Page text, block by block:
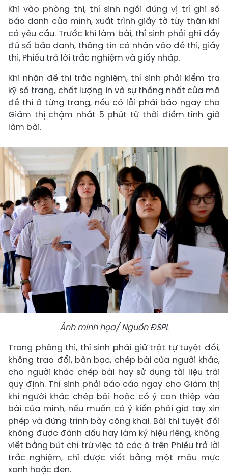
Khi vào phòng thi, thí sinh ngồi đúng vị trí ghi số
báo danh của mình, xuất trình giấy tờ tùy thân khi
có yêu cầu. Trước khi làm bài, thí sinh phải ghi đầy
đủ số báo danh, thông tin cá nhân vào đề thi, giấy
thi, Phiếu trả lời trắc nghiệm và giấy nháp.
Khi nhận đề thi trắc nghiệm, thí sinh phải kiểm tra
kỹ số trang, chất lượng in và sự thống nhất của mã
đề thi ở từng trang, nếu có lỗi phải báo ngay cho
Giám thị chậm nhất 5 phút từ thời điểm tính giờ
làm bài.
Ảnh minh họa/ Nguồn ĐSPL
Trong phòng thi, thí sinh phải giữ trật tự tuyệt đối,
không trao đổi, bàn bạc, chép bài của người khác,
cho người khác chép bài hay sử dụng tài liệu trái
quy định. Thí sinh phải báo cáo ngay cho Giám thị
khi người khác chép bài hoặc cố ý can thiệp vào
bài của mình, nếu muốn có ý kiến phải giơ tay xin
phép và đứng trình bày công khai. Bài thi tuyệt đối
không được đánh dấu hay làm ký hiệu riêng, không
viết bằng bút chì trừ việc tô các ô trên Phiếu trả lời
trắc nghiệm, chỉ được viết bằng một màu mực
xanh hoặc đen.